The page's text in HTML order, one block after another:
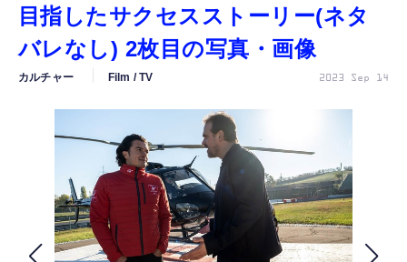
ガジェット
カルチャー
公式ストア
FOLLOW US
目指したサクセスストーリー(ネタ
バレなし) 2枚目の写真・画像
カルチャー Film / TV 2023 Sep 14